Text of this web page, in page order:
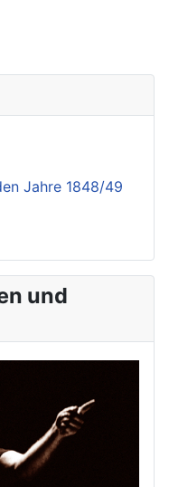
Welt
Jahre 1848/49
und